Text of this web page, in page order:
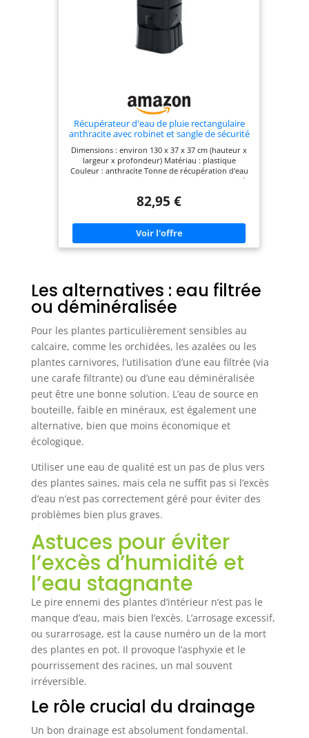
de 1000L est nettoyé, inspecté et testé pour vous
assurer une expérience sans tracas. Il est prêt à
être utilisé dès son arrivée! Fiable : Chaque IBC est
méticuleusement contrôlé pour respecter toutes
les normes de sécurité et d'hygiène, vous offrant
ainsi une tranquillité d'esprit dans toutes vos
palette peuvent varier, mais cela n'impacte en rien
la qualité du produit
Récupérateur d'eau de pluie rectangulaire
anthracite avec robinet et sangle de sécurité
Avec pied - Réservoir d'eau de pluie -
Réservoir d'eau de jardin
Dimensions : environ 130 x 37 x 37 cm (hauteur x
largeur x profondeur) Matériau : plastique
Couleur : anthracite Tonne de récupération d'eau
de pluie rectangulaire avec pied environ Capacité :
réservoir Robuste et résistant aux intempéries
82,95 €
Les alternatives : eau filtrée
ou déminéralisée
Pour les plantes particulièrement sensibles au
calcaire, comme les orchidées, les azalées ou les
plantes carnivores, l’utilisation d’une eau filtrée (via
une carafe filtrante) ou d’une eau déminéralisée
peut être une bonne solution. L’eau de source en
bouteille, faible en minéraux, est également une
alternative, bien que moins économique et
écologique.
Utiliser une eau de qualité est un pas de plus vers
des plantes saines, mais cela ne suffit pas si l’excès
d’eau n’est pas correctement géré pour éviter des
problèmes bien plus graves.
Astuces pour éviter
l’excès d’humidité et
l’eau stagnante
Le pire ennemi des plantes d’intérieur n’est pas le
manque d’eau, mais bien l’excès. L’arrosage excessif,
ou surarrosage, est la cause numéro un de la mort
des plantes en pot. Il provoque l’asphyxie et le
pourrissement des racines, un mal souvent
irréversible.
Le rôle crucial du drainage
Un bon drainage est absolument fondamental.